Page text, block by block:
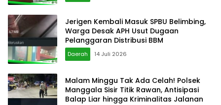
Jerigen Kembali Masuk SPBU Belimbing,
Warga Desak APH Usut Dugaan
Pelanggaran Distribusi BBM
Daerah 14 Juli 2026
Malam Minggu Tak Ada Celah! Polsek
Manggala Sisir Titik Rawan, Antisipasi
Balap Liar hingga Kriminalitas Jalanan